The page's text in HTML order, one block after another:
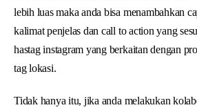
lebih luas maka anda bisa menambahkan
kalimat penjelas dan call to action yang
hastag instagram yang berkaitan dengan
tag lokasi.
Tidak hanya itu, jika anda melakukan